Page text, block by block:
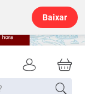
Baixar